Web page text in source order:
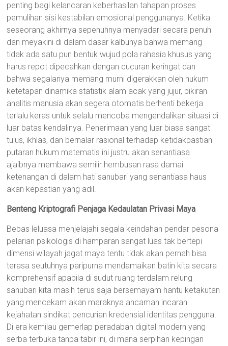
penting bagi kelancaran keberhasilan tahapan proses
pemulihan sisi kestabilan emosional penggunanya. Ketika
seseorang akhirnya sepenuhnya menyadari secara penuh
dan meyakini di dalam dasar kalbunya bahwa memang
tidak ada satu pun bentuk wujud pola rahasia khusus yang
harus repot dipecahkan dengan cucuran keringat dan
bahwa segalanya memang murni digerakkan oleh hukum
ketetapan dinamika statistik alam acak yang jujur, pikiran
analitis manusia akan segera otomatis berhenti bekerja
terlalu keras untuk selalu mencoba mengendalikan situasi di
luar batas kendalinya. Penerimaan yang luar biasa sangat
tulus, ikhlas, dan bernalar rasional terhadap ketidakpastian
putaran hukum matematis ini justru akan senantiasa
ajaibnya membawa semilir hembusan rasa damai
ketenangan di dalam hati sanubari yang senantiasa haus
akan kepastian yang adil.
Benteng Kriptografi Penjaga Kedaulatan Privasi Maya
Bebas leluasa menjelajahi segala keindahan pendar pesona
pelarian psikologis di hamparan sangat luas tak bertepi
dimensi wilayah jagat maya tentu tidak akan pernah bisa
terasa seutuhnya paripurna mendamaikan batin kita secara
komprehensif apabila di sudut ruang terdalam relung
sanubari kita masih terus saja bersemayam hantu ketakutan
yang mencekam akan maraknya ancaman incaran
kejahatan sindikat pencurian kredensial identitas pengguna.
Di era kemilau gemerlap peradaban digital modern yang
serba terbuka tanpa tabir ini, di mana serpihan kepingan